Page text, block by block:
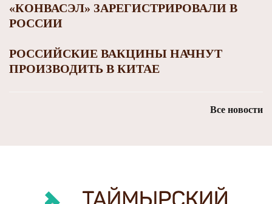
«КОНВАСЭЛ» ЗАРЕГИСТРИРОВАЛИ В
РОССИИ
РОССИЙСКИЕ ВАКЦИНЫ НАЧНУТ
ПРОИЗВОДИТЬ В КИТАЕ
Все новости